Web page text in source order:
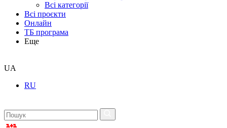
Всі категорії
Всі проєкти
Онлайн
ТБ програма
Еще
UA
RU